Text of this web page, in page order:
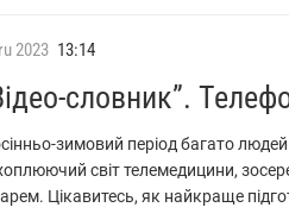
словник”.
зимовий період багато
світ телемедицини,
Цікавитесь, як найкраще
2023 13:14